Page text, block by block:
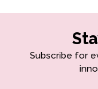
Subscribe for